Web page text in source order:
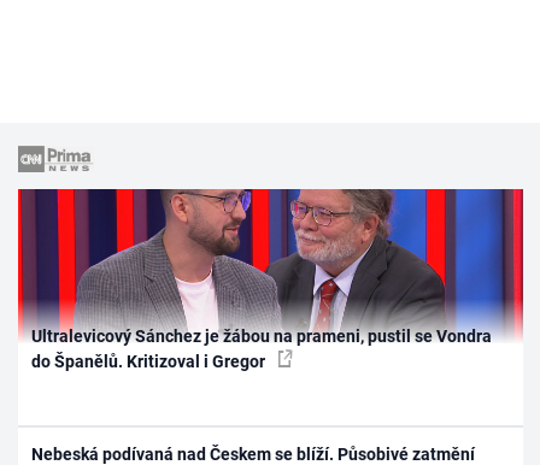
Ultralevicový Sánchez je žábou na prameni, pustil se Vondra
do Španělů. Kritizoval i Gregor
Nebeská podívaná nad Českem se blíží. Působivé zatmění